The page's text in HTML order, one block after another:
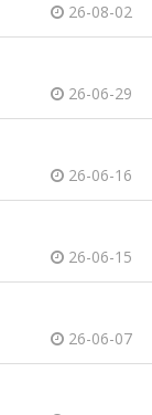
26-08-02
26-06-29
26-06-16
26-06-15
26-06-07